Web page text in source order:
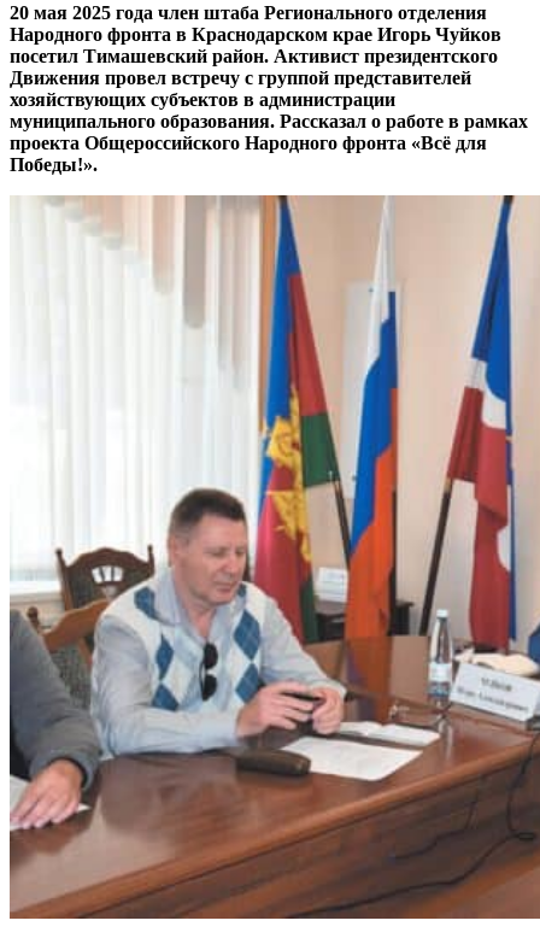
20 мая 2025 года член штаба Регионального отделения
Народного фронта в Краснодарском крае Игорь Чуйков
посетил Тимашевский район. Активист президентского
Движения провел встречу с группой представителей
хозяйствующих субъектов в администрации
муниципального образования. Рассказал о работе в рамках
проекта Общероссийского Народного фронта «Всё для
Победы!».